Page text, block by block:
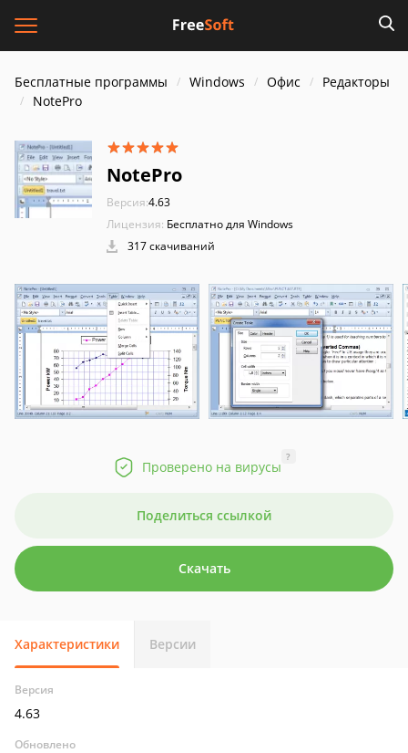
Бесплатные программы Windows Офис
Редакторы
NotePro
NotePro
Версия:4.63
Лицензия: Бесплатно для Windows
317 скачиваний
Проверено на вирусы
?
Поделиться ссылкой
Скачать
Характеристики Версии
Версия
4.63
Обновлено